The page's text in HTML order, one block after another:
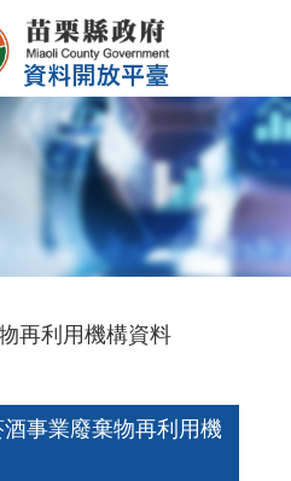
再利用機構資料
事業廢棄物再利用機